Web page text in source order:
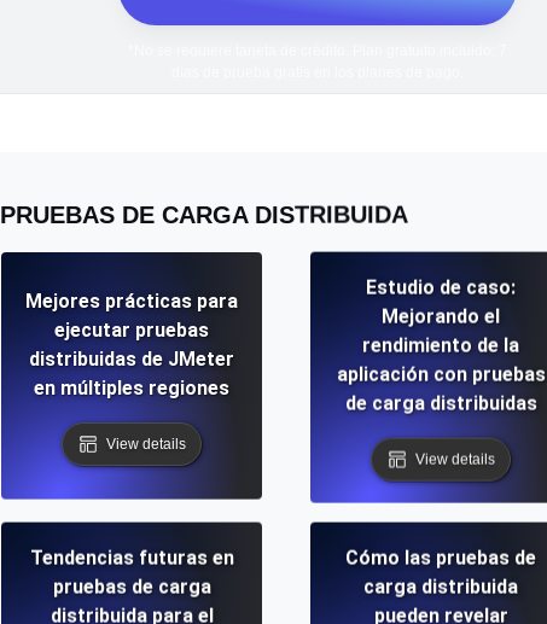
PRUEBAS DE CARGA DISTRIBUIDA
Mejores prácticas para
ejecutar pruebas
distribuidas de JMeter
en múltiples regiones
View details
Estudio de caso:
Mejorando el
rendimiento de la
aplicación con pruebas
de carga distribuidas
View details
Tendencias futuras en
pruebas de carga
distribuida para el
Cómo las pruebas de
carga distribuida
pueden revelar